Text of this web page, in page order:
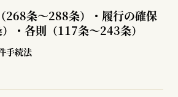
268条～288条）・履行の確保
・各則（117条～243条）
手続法